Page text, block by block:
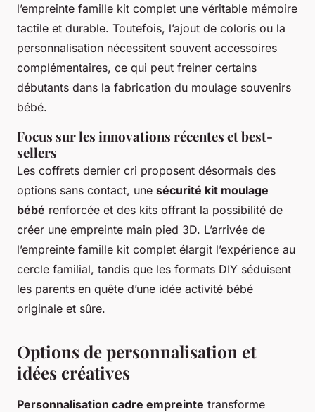
l’empreinte famille kit complet une véritable mémoire
tactile et durable. Toutefois, l’ajout de coloris ou la
personnalisation nécessitent souvent accessoires
complémentaires, ce qui peut freiner certains
débutants dans la fabrication du moulage souvenirs
bébé.
Focus sur les innovations récentes et best-
sellers
Les coffrets dernier cri proposent désormais des
options sans contact, une sécurité kit moulage
bébé renforcée et des kits offrant la possibilité de
créer une empreinte main pied 3D. L’arrivée de
l’empreinte famille kit complet élargit l’expérience au
cercle familial, tandis que les formats DIY séduisent
les parents en quête d’une idée activité bébé
originale et sûre.
Options de personnalisation et
idées créatives
Personnalisation cadre empreinte transforme